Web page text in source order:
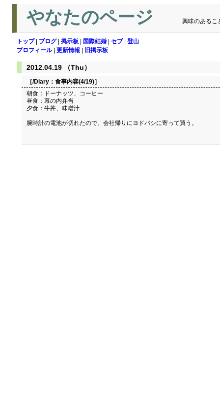
やなたのページ 興味のあるこ
トップ| ブログ| 掲示板 国際結婚 セブ| 登山
プロフィール| 更新情報 旧掲示板
2012.04.19 （Thu）
［/Diary： 食事内容(4/19)］
朝食：ドーナッツ、コーヒー
昼食：幕の内弁当
夕食：牛丼、味噌汁
腕時計の電池が切れたので、会社帰りにヨドバシに寄って買う。